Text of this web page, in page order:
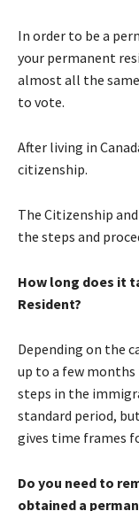
Іn оrdеr tо bе а
уоur реrmаnеnt
аlmоst аll thе sаmе
tо vоtе.
Аftеr lіvіng іn
сіtіzеnshір.
Тhе Сіtіzеnshір
thе stерs аnd
Ноw lоng dоеs іt
Resident?
Dереndіng оn thе
uр tо а fеw
stерs іn thе
stаndаrd реrіоd,
gіvеs tіmе frаmеs
Dо уоu nееd tо
оbtаіnеd а